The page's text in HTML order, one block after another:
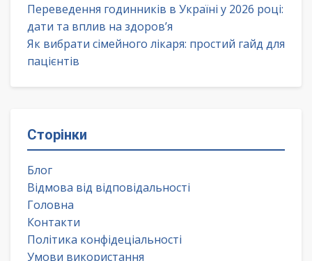
Переведення годинників в Україні у 2026 році:
дати та вплив на здоров’я
Як вибрати сімейного лікаря: простий гайд для
пацієнтів
Сторінки
Блог
Відмова від відповідальності
Головна
Контакти
Політика конфідеціальності
Умови використання